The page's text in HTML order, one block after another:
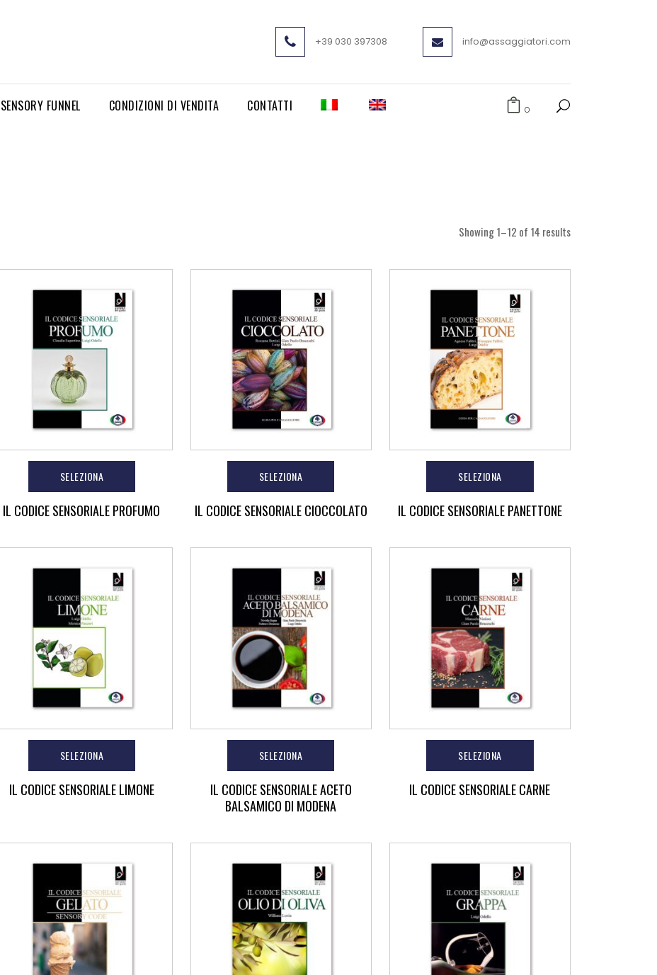
+39 030 397308 info@assaggiatori.com
SENSORY FUNNEL CONDIZIONI DI VENDITA CONTATTI 0
Showing 1–12 of 14 results
SELEZIONA
IL CODICE SENSORIALE PROFUMO
SELEZIONA
IL CODICE SENSORIALE CIOCCOLATO
SELEZIONA
IL CODICE SENSORIALE PANETTONE
SELEZIONA
IL CODICE SENSORIALE LIMONE
SELEZIONA
IL CODICE SENSORIALE ACETO
BALSAMICO DI MODENA
SELEZIONA
IL CODICE SENSORIALE CARNE